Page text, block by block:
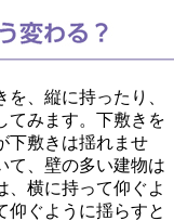
、縦に持ったり、
てみます。下敷きを
下敷きは揺れませ
て、壁の多い建物は
、横に持って仰ぐよ
仰ぐように揺らすと